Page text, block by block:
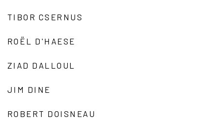
TIBOR CSERNUS
ROËL D'HAESE
ZIAD DALLOUL
JIM DINE
ROBERT DOISNEAU